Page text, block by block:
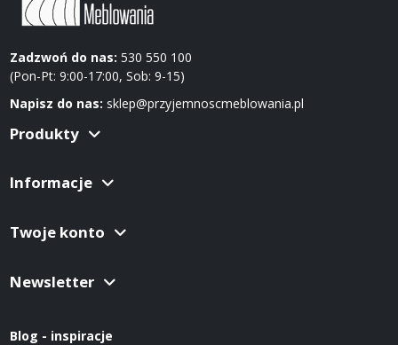
Zadzwoń do nas: 530 550 100
(Pon-Pt: 9:00-17:00, Sob: 9-15)
Napisz do nas: sklep@przyjemnoscmeblowania.pl
Produkty
Informacje
Twoje konto
Newsletter
Blog - inspiracje